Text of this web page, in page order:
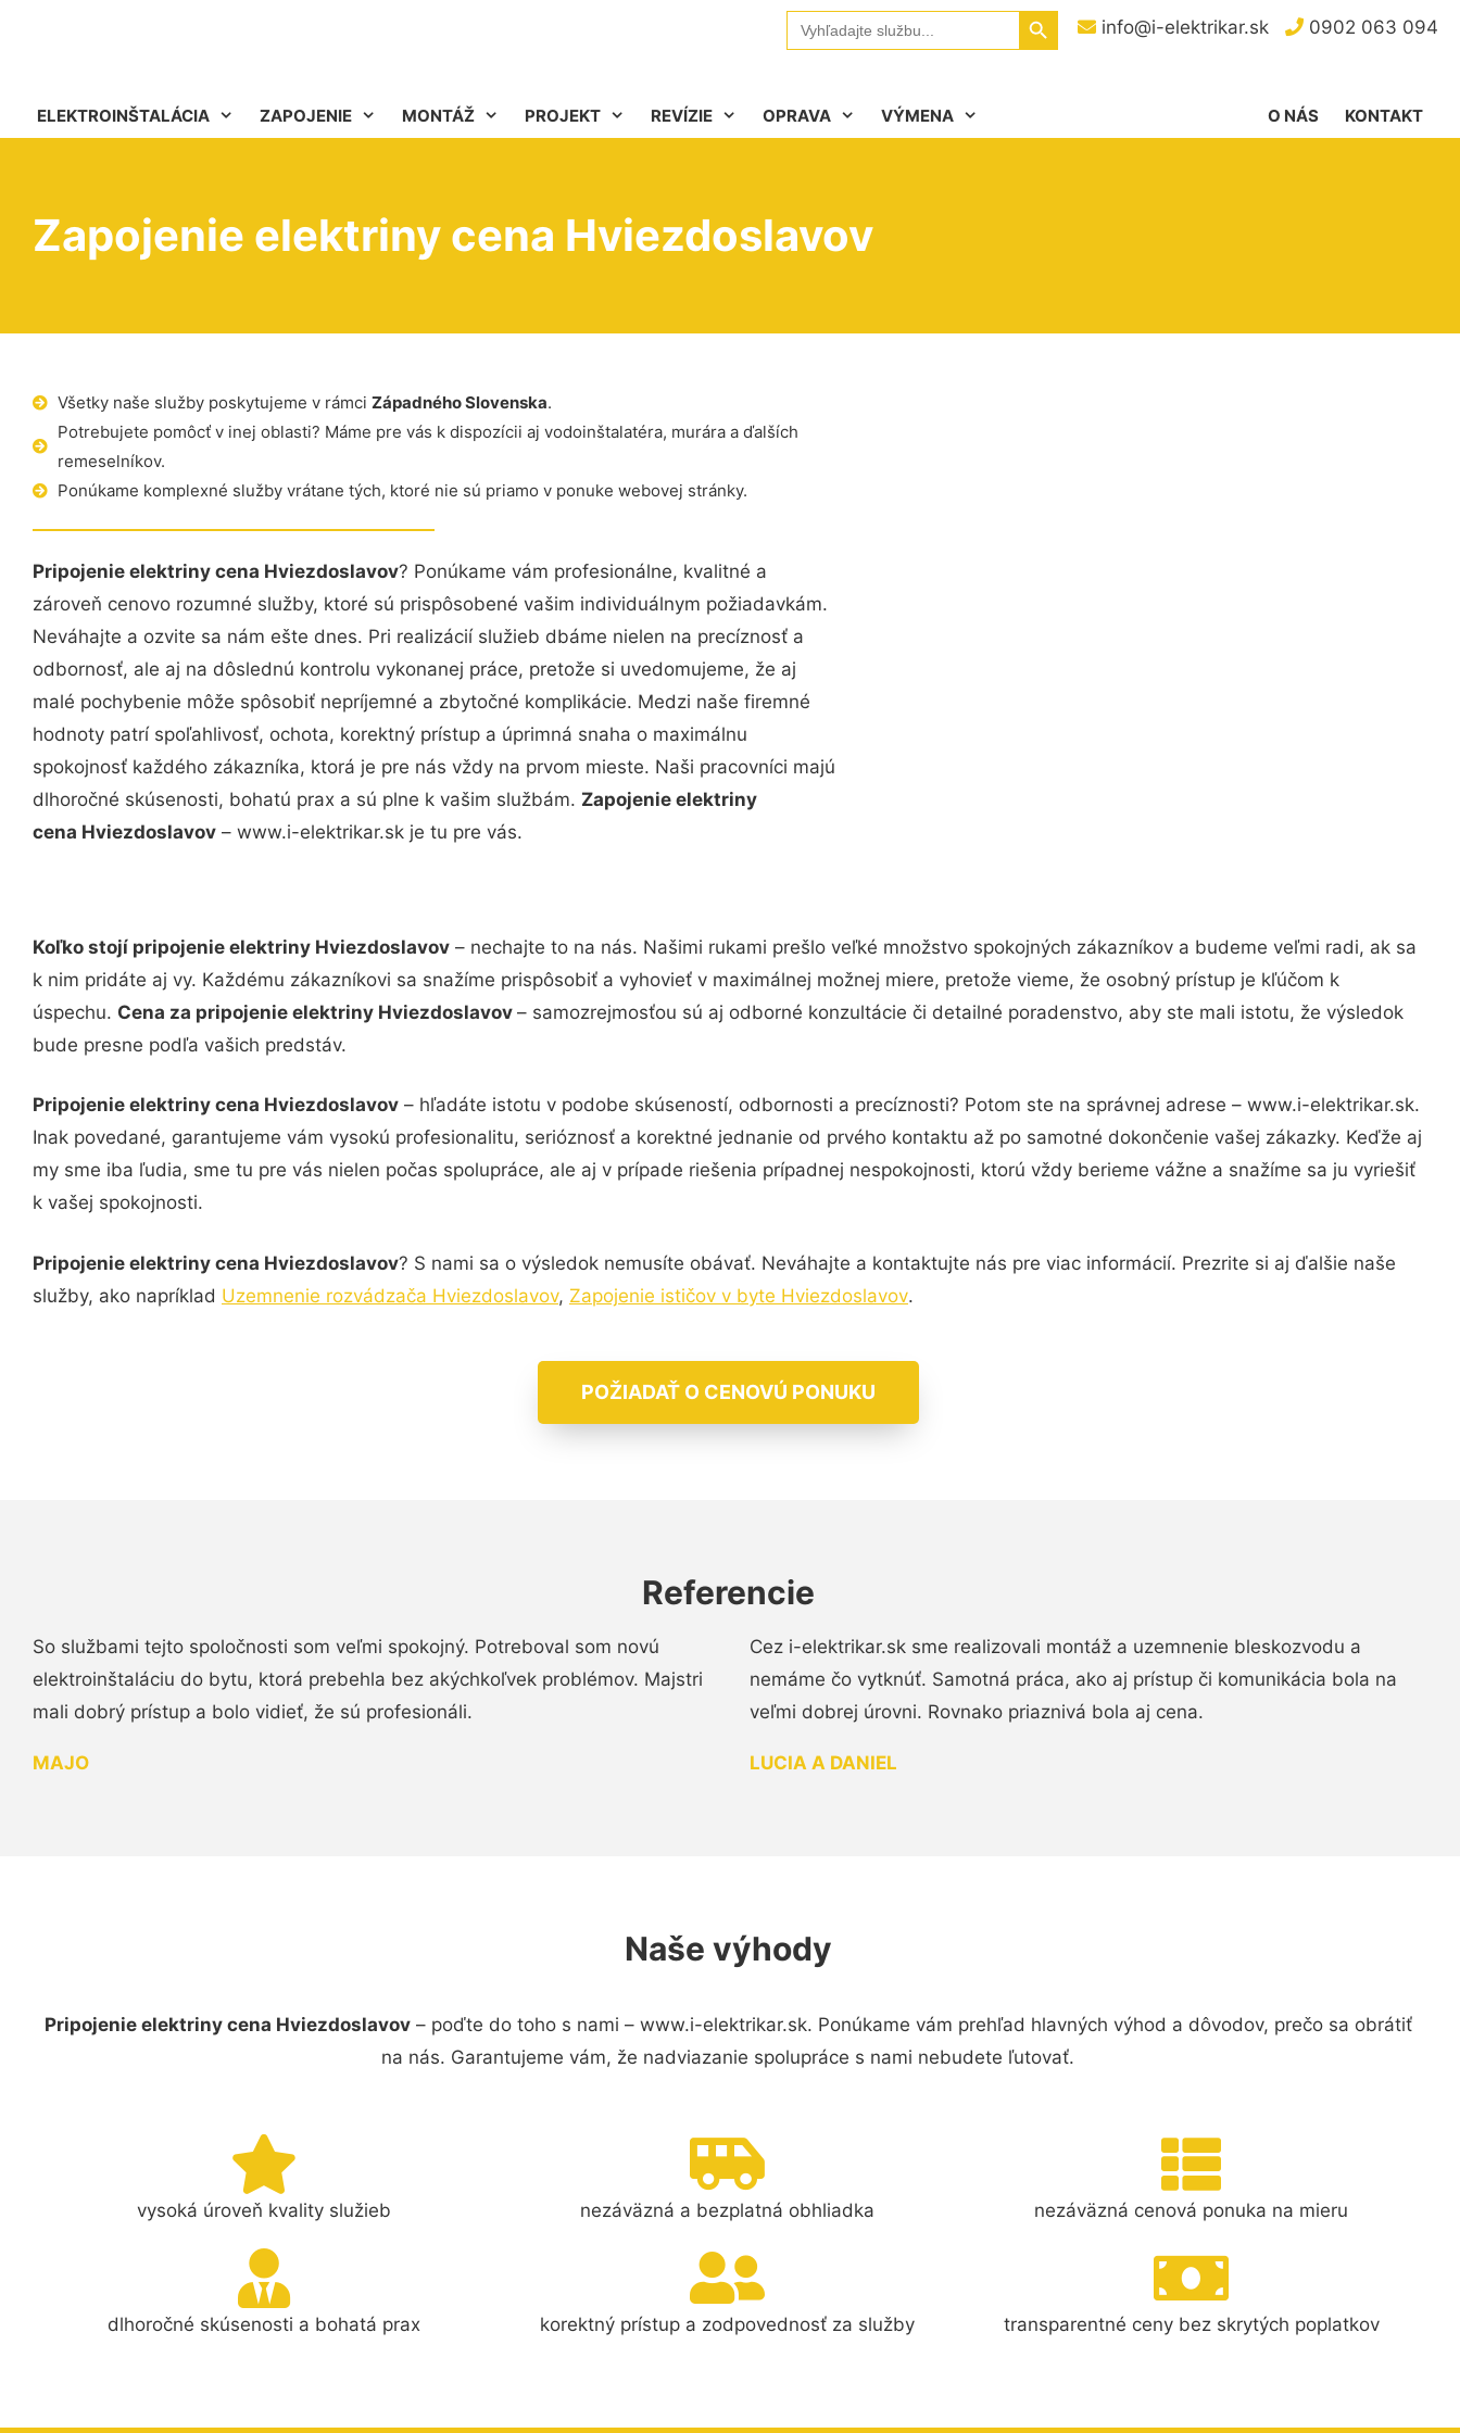
info@i-elektrikar.sk 0902 063 094
Search
for:
Search Button
ELEKTROINŠTALÁCIA ZAPOJENIE MONTÁŽ PROJEKT REVÍZIE OPRAVA VÝMENA KONTAKT
O NÁS
Zapojenie elektriny cena Hviezdoslavov
Všetky naše služby poskytujeme v rámci Západného Slovenska.
Potrebujete pomôcť v inej oblasti? Máme pre vás k dispozícii aj vodoinštalatéra, murára a ďalších
remeselníkov.
Ponúkame komplexné služby vrátane tých, ktoré nie sú priamo v ponuke webovej stránky.
Pripojenie elektriny cena Hviezdoslavov? Ponúkame vám profesionálne, kvalitné a
zároveň cenovo rozumné služby, ktoré sú prispôsobené vašim individuálnym požiadavkám.
Neváhajte a ozvite sa nám ešte dnes. Pri realizácií služieb dbáme nielen na precíznosť a
odbornosť, ale aj na dôslednú kontrolu vykonanej práce, pretože si uvedomujeme, že aj
malé pochybenie môže spôsobiť nepríjemné a zbytočné komplikácie. Medzi naše firemné
hodnoty patrí spoľahlivosť, ochota, korektný prístup a úprimná snaha o maximálnu
spokojnosť každého zákazníka, ktorá je pre nás vždy na prvom mieste. Naši pracovníci majú
dlhoročné skúsenosti, bohatú prax a sú plne k vašim službám. Zapojenie elektriny
cena Hviezdoslavov – www.i-elektrikar.sk je tu pre vás.
Koľko stojí pripojenie elektriny Hviezdoslavov – nechajte to na nás. Našimi rukami prešlo veľké množstvo spokojných zákazníkov a budeme veľmi radi, ak sa
k nim pridáte aj vy. Každému zákazníkovi sa snažíme prispôsobiť a vyhovieť v maximálnej možnej miere, pretože vieme, že osobný prístup je kľúčom k
úspechu. Cena za pripojenie elektriny Hviezdoslavov – samozrejmosťou sú aj odborné konzultácie či detailné poradenstvo, aby ste mali istotu, že výsledok
bude presne podľa vašich predstáv.
Pripojenie elektriny cena Hviezdoslavov – hľadáte istotu v podobe skúseností, odbornosti a precíznosti? Potom ste na správnej adrese – www.i-elektrikar.sk.
Inak povedané, garantujeme vám vysokú profesionalitu, serióznosť a korektné jednanie od prvého kontaktu až po samotné dokončenie vašej zákazky. Keďže aj
my sme iba ľudia, sme tu pre vás nielen počas spolupráce, ale aj v prípade riešenia prípadnej nespokojnosti, ktorú vždy berieme vážne a snažíme sa ju vyriešiť
k vašej spokojnosti.
Pripojenie elektriny cena Hviezdoslavov? S nami sa o výsledok nemusíte obávať. Neváhajte a kontaktujte nás pre viac informácií. Prezrite si aj ďalšie naše
služby, ako napríklad Uzemnenie rozvádzača Hviezdoslavov, Zapojenie ističov v byte Hviezdoslavov.
POŽIADAŤ O CENOVÚ PONUKU
Referencie
So službami tejto spoločnosti som veľmi spokojný. Potreboval som novú
elektroinštaláciu do bytu, ktorá prebehla bez akýchkoľvek problémov. Majstri
mali dobrý prístup a bolo vidieť, že sú profesionáli.
MAJO
Cez i-elektrikar.sk sme realizovali montáž a uzemnenie bleskozvodu a
nemáme čo vytknúť. Samotná práca, ako aj prístup či komunikácia bola na
veľmi dobrej úrovni. Rovnako priaznivá bola aj cena.
LUCIA A DANIEL
Naše výhody
Pripojenie elektriny cena Hviezdoslavov– poďte do toho s nami – www.i-elektrikar.sk. Ponúkame vám prehľad hlavných výhod a dôvodov, prečo sa obrátiť
na nás. Garantujeme vám, že nadviazanie spolupráce s nami nebudete ľutovať.
vysoká úroveň kvality služieb nezáväzná a bezplatná obhliadka nezáväzná cenová ponuka na mieru
dlhoročné skúsenosti a bohatá prax korektný prístup a zodpovednosť za služby transparentné ceny bez skrytých poplatkov